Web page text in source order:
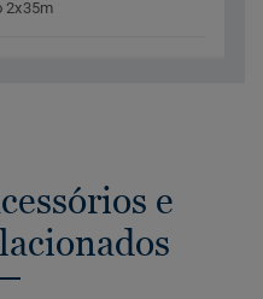
2x35m
e